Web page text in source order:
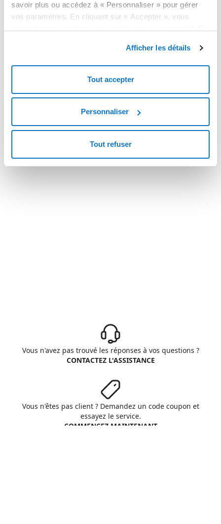
savoir plus ou accédez à « Personnaliser » pour gérer
vos paramètres. En cliquant sur « Accepter », vous
stockage des cookies nécessaires.
Afficher les détails
Tout accepter
Personnaliser
Tout refuser
Serveur de stockage
Remote Desktop
Collaboration
Vous n'avez pas trouvé les réponses à vos questions ?
CONTACTEZ L'ASSISTANCE
Vous n'êtes pas client ? Demandez un code coupon et
essayez le service.
COMMENCEZ MAINTENANT